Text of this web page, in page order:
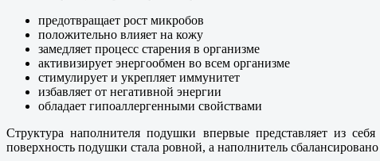
предотвращает рост микробов
положительно влияет на кожу
замедляет процесс старения в организме
активизирует энергообмен во всем организме
стимулирует и укрепляет иммунитет
избавляет от негативной энергии
обладает гипоаллергенными свойствами
Структура наполнителя подушки впервые представляет из
поверхность подушки стала ровной, а наполнитель